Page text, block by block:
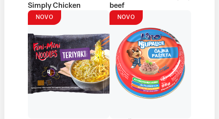
Simply Chicken
beef
NOVO NOVO